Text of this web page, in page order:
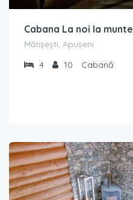
Cabana La noi la munte
Mătișești, Apuseni
4
10 Cabană